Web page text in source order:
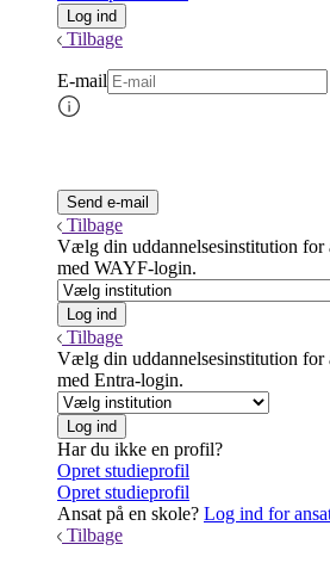
Tilbage
E-mail
Tilbage
Vælg din uddannelsesinstitution for
med WAYF-login.
Tilbage
Vælg din uddannelsesinstitution for
med Entra-login.
Har du ikke en profil?
Opret studieprofil
Opret studieprofil
Ansat på en skole? Log ind for
Tilbage